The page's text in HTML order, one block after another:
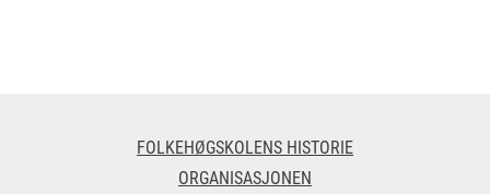
FOLKEHØGSKOLENS HISTORIE
ORGANISASJONEN